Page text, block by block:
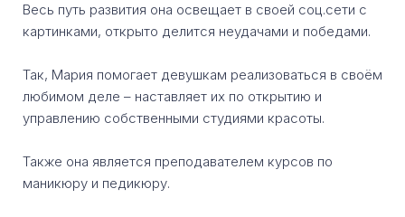
Весь путь развития она освещает в своей соц.сети с
картинками, открыто делится неудачами и победами.
Так, Мария помогает девушкам реализоваться в своём
любимом деле – наставляет их по открытию и
управлению собственными студиями красоты.
Также она является преподавателем курсов по
маникюру и педикюру.